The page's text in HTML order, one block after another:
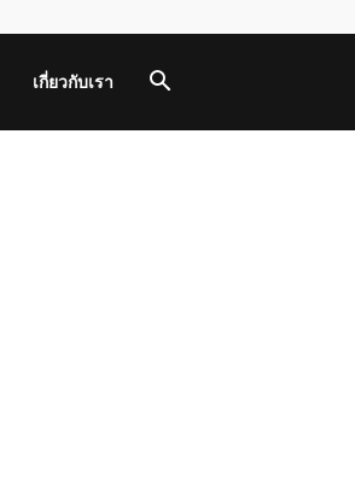
เกี่ยวกับเรา